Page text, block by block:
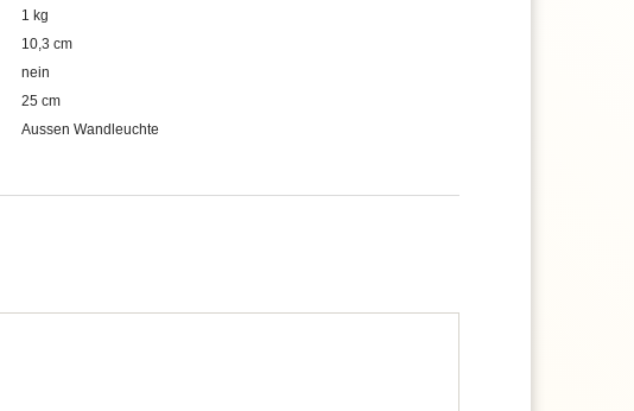
1 kg
10,3 cm
nein
25 cm
Aussen Wandleuchte